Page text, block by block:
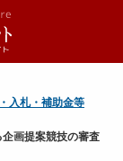
入札・補助金等
画提案競技の審査